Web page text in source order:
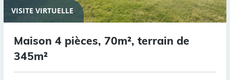
VISITE VIRTUELLE
Maison 4 pièces, 70m², terrain de
345m²